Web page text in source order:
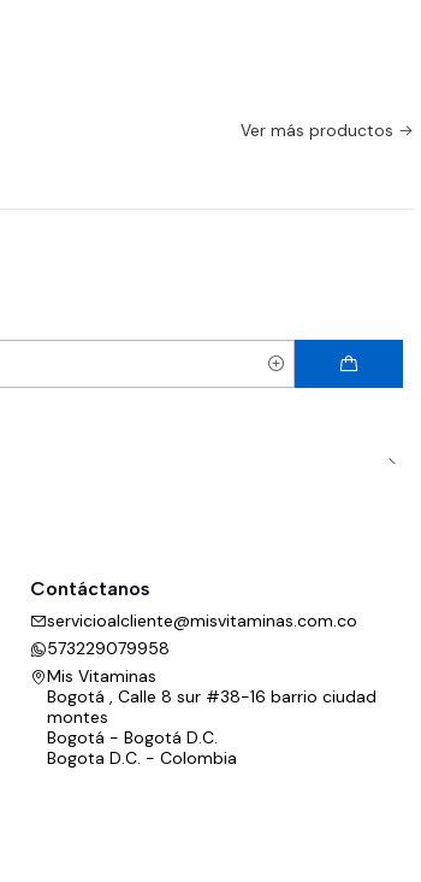
Ver más productos
Contáctanos
servicioalcliente@misvitaminas.com.co
573229079958
Mis Vitaminas
Bogotá , Calle 8 sur #38-16 barrio ciudad
montes
Bogotá - Bogotá D.C.
Bogota D.C. - Colombia